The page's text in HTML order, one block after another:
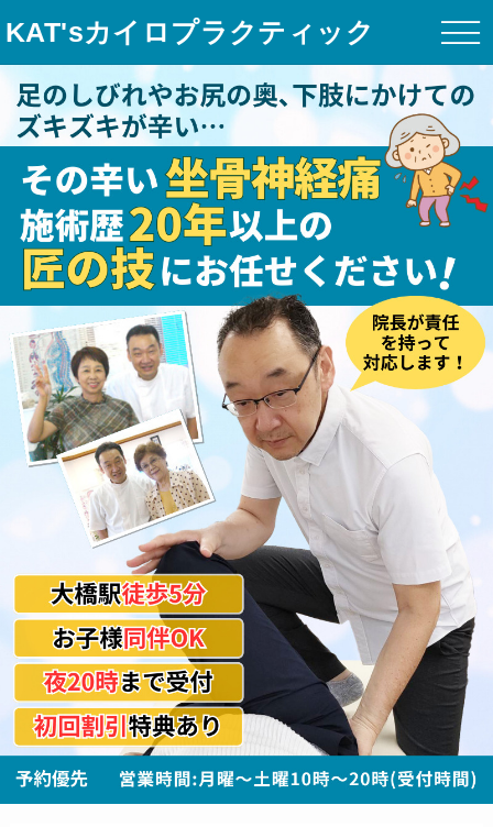
KAT'sカイロプラクティック